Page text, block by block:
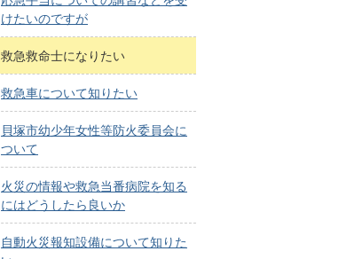
けたいのですが
救急救命士になりたい
救急車について知りたい
貝塚市幼少年女性等防火委員会に
ついて
火災の情報や救急当番病院を知る
にはどうしたら良いか
自動火災報知設備について知りた